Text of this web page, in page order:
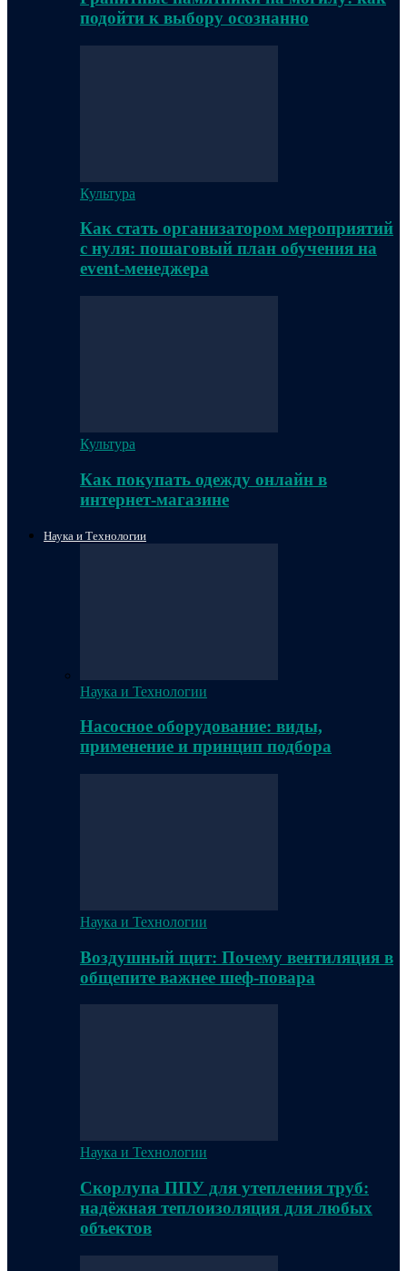
подойти к выбору осознанно
Культура
Как стать организатором мероприятий
с нуля: пошаговый план обучения на
event-менеджера
Культура
Как покупать одежду онлайн в
интернет-магазине
Наука и Технологии
Наука и Технологии
Насосное оборудование: виды,
применение и принцип подбора
Наука и Технологии
Воздушный щит: Почему вентиляция в
общепите важнее шеф-повара
Наука и Технологии
Скорлупа ППУ для утепления труб:
надёжная теплоизоляция для любых
объектов